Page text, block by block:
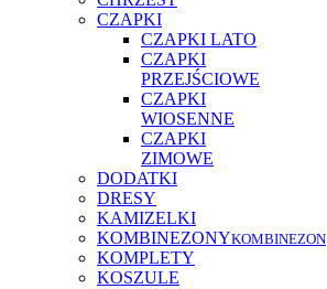
CZAPKI
CZAPKI LATO
CZAPKI
PRZEJŚCIOWE
CZAPKI
WIOSENNE
CZAPKI
ZIMOWE
DODATKI
DRESY
KAMIZELKI
KOMBINEZONYKOMBINEZON
KOMPLETY
KOSZULE